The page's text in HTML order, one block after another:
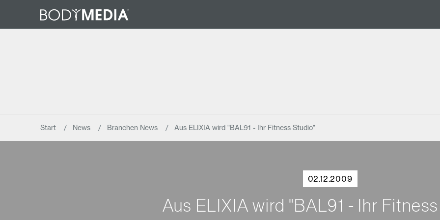
Start News Branchen News Aus ELIXIA wird "BAL91 - Ihr Fitness Studio"
02.12.2009
Aus ELIXIA wird "BAL91 - Ihr